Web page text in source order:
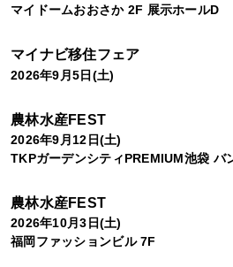
マイドームおおさか 2F 展示ホールD
マイナビ移住フェア
2026年9月5日(土)
農林水産FEST
2026年9月12日(土)
TKPガーデンシティPREMIUM池袋 バ
農林水産FEST
2026年10月3日(土)
福岡ファッションビル 7F